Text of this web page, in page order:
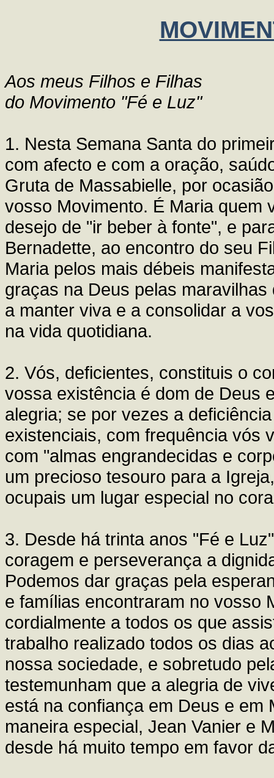
Aos meus Filhos e Filhas
do Movimento "Fé e Luz"
1. Nesta Semana Santa do
com afecto e com a oração,
Gruta de Massabielle, por
vosso Movimento. É Maria quem
desejo de "ir beber à fonte", e
Bernadette, ao encontro do seu
Maria pelos mais débeis
graças na Deus pelas
a manter viva e a consolidar a
na vida quotidiana.
2. Vós, deficientes, constituis o
vossa existência é dom de Deus
alegria; se por vezes a
existenciais, com frequência vós
com "almas engrandecidas e
um precioso tesouro para a
ocupais um lugar especial no
3. Desde há trinta anos "Fé e
coragem e perseverança a
Podemos dar graças pela
e famílias encontraram no vosso
cordialmente a todos os que
trabalho realizado todos os dias
nossa sociedade, e sobretudo
testemunham que a alegria de
está na confiança em Deus e em
maneira especial, Jean Vanier e
desde há muito tempo em favor